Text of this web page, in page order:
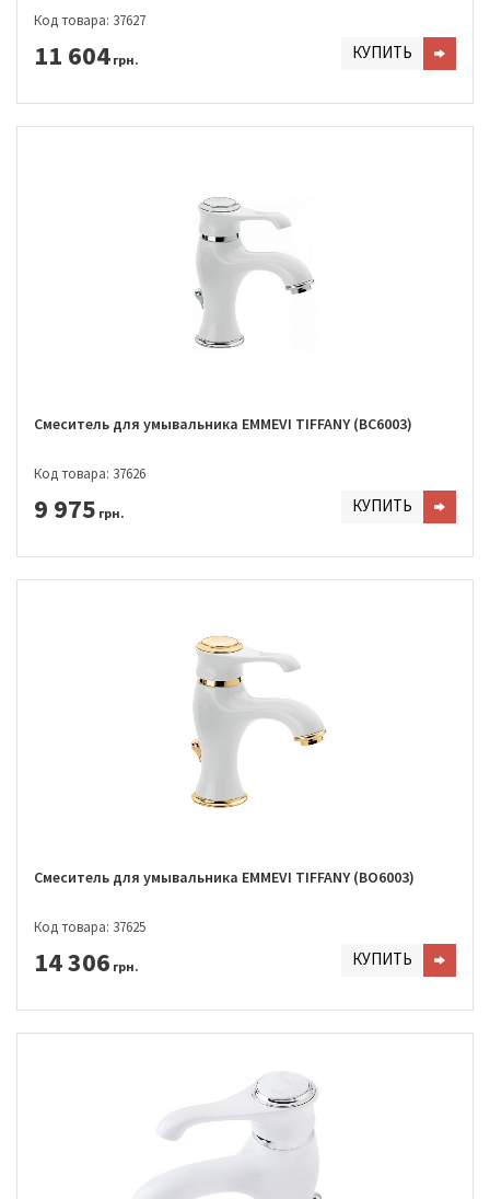
Код товара: 37627
11 604 грн. КУПИТЬ
Смеситель для умывальника EMMEVI TIFFANY (BC6003)
Код товара: 37626
9 975 грн. КУПИТЬ
Смеситель для умывальника EMMEVI TIFFANY (BO6003)
Код товара: 37625
14 306 грн. КУПИТЬ